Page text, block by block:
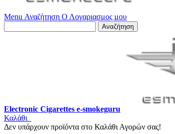
Menu Αναζήτηση Ο Λογαριασμος μου
Αναζήτηση
Electronic Cigarettes e-smokeguru
Καλάθι
Δεν υπάρχουν προϊόντα στο Καλάθι Αγορών σας!